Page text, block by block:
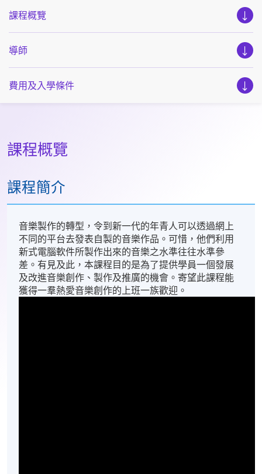
課程概覽
導師
費用及入學條件
課程概覽
課程簡介
音樂製作的轉型，令到新一代的年青人可以透過網上
不同的平台去發表自製的音樂作品。可惜，他們利用
新式電腦軟件所製作出來的音樂之水準往往水準參
差。有見及此，本課程目的是為了提供學員一個發展
及改進音樂創作、製作及推廣的機會。寄望此課程能
獲得一羣熱愛音樂創作的上班一族歡迎。